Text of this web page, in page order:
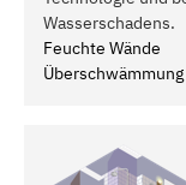
Wasserschadens.
Feuchte Wände
Überschwämmung